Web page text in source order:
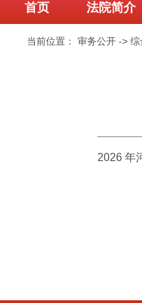
首页 法院简介
当前位置：审务公开 ->综
2026 年